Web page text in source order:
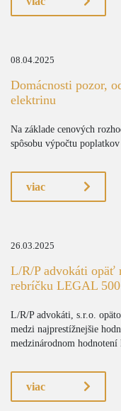
08.04.2025
Domácnosti pozor,
elektrinu
Na základe cenových
spôsobu výpočtu
viac
26.03.2025
L/R/P advokáti opäť
rebríčku LEGAL 500
L/R/P advokáti, s.r.o.
medzi najprestížnejšie
medzinárodnom hodnotení
viac